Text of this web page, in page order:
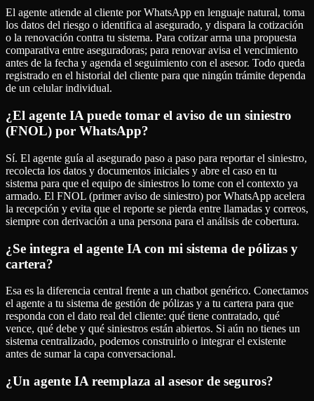
El agente atiende al cliente por WhatsApp en lenguaje natural, toma
los datos del riesgo o identifica al asegurado, y dispara la cotización
o la renovación contra tu sistema. Para cotizar arma una propuesta
comparativa entre aseguradoras; para renovar avisa el vencimiento
antes de la fecha y agenda el seguimiento con el asesor. Todo queda
registrado en el historial del cliente para que ningún trámite dependa
de un celular individual.
¿El agente IA puede tomar el aviso de un siniestro
(FNOL) por WhatsApp?
Sí. El agente guía al asegurado paso a paso para reportar el siniestro,
recolecta los datos y documentos iniciales y abre el caso en tu
sistema para que el equipo de siniestros lo tome con el contexto ya
armado. El FNOL (primer aviso de siniestro) por WhatsApp acelera
la recepción y evita que el reporte se pierda entre llamadas y correos,
siempre con derivación a una persona para el análisis de cobertura.
¿Se integra el agente IA con mi sistema de pólizas y
cartera?
Esa es la diferencia central frente a un chatbot genérico. Conectamos
el agente a tu sistema de gestión de pólizas y a tu cartera para que
responda con el dato real del cliente: qué tiene contratado, qué
vence, qué debe y qué siniestros están abiertos. Si aún no tienes un
sistema centralizado, podemos construirlo o integrar el existente
antes de sumar la capa conversacional.
¿Un agente IA reemplaza al asesor de seguros?